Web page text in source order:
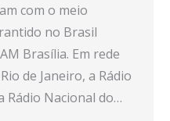
com o meio
no Brasil
Brasília. Em rede
de Janeiro, a Rádio
Rádio Nacional do…